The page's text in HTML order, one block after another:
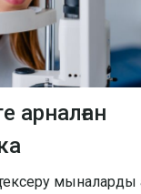
арналған
мыналарды